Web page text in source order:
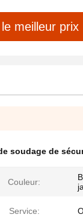
meilleur prix
soudage de
Couleur:
Service: